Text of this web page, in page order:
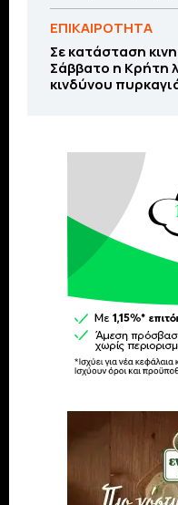
ΕΠΙΚΑΙΡΟΤΗΤΑ
Σε κατάσταση
Σάββατο η Κρήτη
κινδύνου